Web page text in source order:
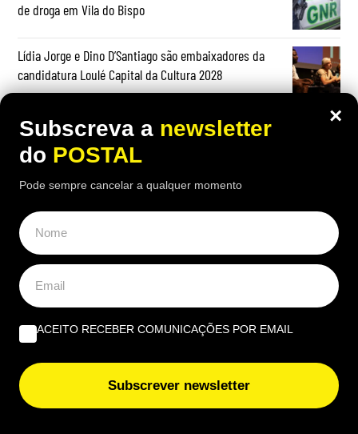
de droga em Vila do Bispo
Lídia Jorge e Dino D’Santiago são embaixadores da
candidatura Loulé Capital da Cultura 2028
OPINIÃO
O que fazer quando tudo arde? Impedir os bombeiros
voluntários de serem precários | Por Cobramor
“A lição de piano” | Por José Garrido
Tripla preocupação | Por Luís Ganhão
EUROPE DIRECT ALGARVE
×
Subscreva a newsletter
do POSTAL
Pode sempre cancelar a qualquer momento
ACEITO RECEBER COMUNICAÇÕES POR EMAIL
Subscrever newsletter